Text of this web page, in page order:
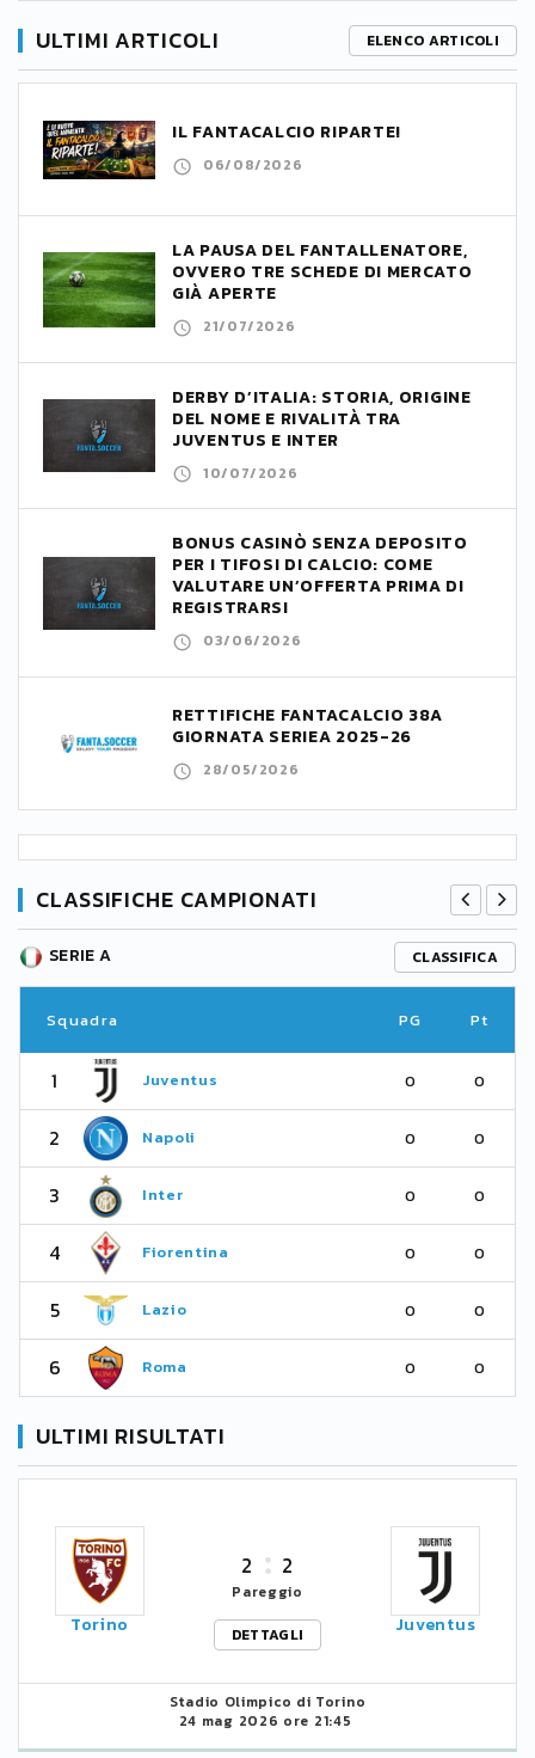
ULTIMI ARTICOLI ELENCO ARTICOLI
IL FANTACALCIO RIPARTE!
06/08/2026
LA PAUSA DEL FANTALLENATORE,
OVVERO TRE SCHEDE DI MERCATO
GIÀ APERTE
21/07/2026
DERBY D’ITALIA: STORIA, ORIGINE
DEL NOME E RIVALITÀ TRA
JUVENTUS E INTER
10/07/2026
BONUS CASINÒ SENZA DEPOSITO
PER I TIFOSI DI CALCIO: COME
VALUTARE UN’OFFERTA PRIMA DI
REGISTRARSI
03/06/2026
RETTIFICHE FANTACALCIO 38A
GIORNATA SERIEA 2025-26
28/05/2026
CLASSIFICHE CAMPIONATI
SERIE A CLASSIFICA
Squadra PG Pt
1 Juventus 0 0
2 Napoli 0 0
3 Inter 0 0
4 Fiorentina 0 0
5 Lazio 0 0
6 Roma 0 0
ULTIMI RISULTATI
Torino
2 2
Pareggio
DETTAGLI
Juventus
Stadio Olimpico di Torino
24 mag 2026 ore 21:45